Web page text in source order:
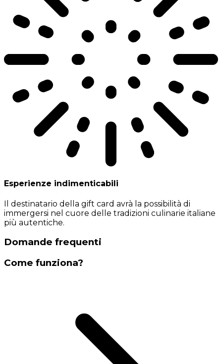
Esperienze indimenticabili
Il destinatario della gift card avrà la possibilità di
immergersi nel cuore delle tradizioni culinarie italiane
più autentiche.
Domande frequenti
Come funziona?